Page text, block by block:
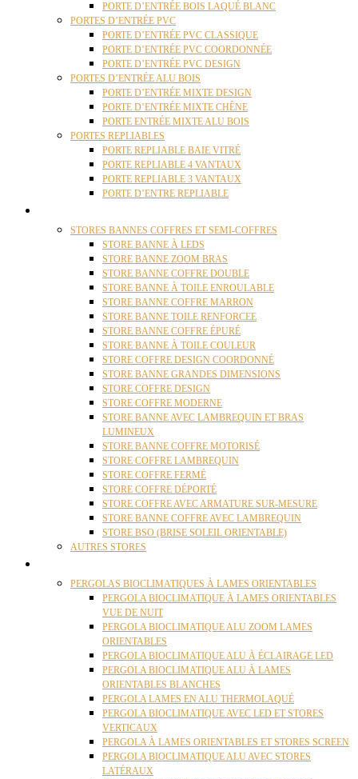
PORTE D’ENTRÉE BOIS LAQUÉ BLANC
PORTES D’ENTRÉE PVC
PORTE D’ENTRÉE PVC CLASSIQUE
PORTE D’ENTRÉE PVC COORDONNÉE
PORTE D’ENTRÉE PVC DESIGN
PORTES D’ENTRÉE ALU BOIS
PORTE D’ENTRÉE MIXTE DESIGN
PORTE D’ENTRÉE MIXTE CHÊNE
PORTE ENTRÉE MIXTE ALU BOIS
PORTES REPLIABLES
PORTE REPLIABLE BAIE VITRÉ
PORTE REPLIABLE 4 VANTAUX
PORTE REPLIABLE 3 VANTAUX
PORTE D’ENTRE REPLIABLE
STORES BANNES COFFRES ET SEMI-COFFRES
STORE BANNE À LEDS
STORE BANNE ZOOM BRAS
STORE BANNE COFFRE DOUBLE
STORE BANNE À TOILE ENROULABLE
STORE BANNE COFFRE MARRON
STORE BANNE TOILE RENFORCEE
STORE BANNE COFFRE ÉPURÉ
STORE BANNE À TOILE COULEUR
STORE COFFRE DESIGN COORDONNÉ
STORE BANNE GRANDES DIMENSIONS
STORE COFFRE DESIGN
STORE COFFRE MODERNE
STORE BANNE AVEC LAMBREQUIN ET BRAS
LUMINEUX
STORE BANNE COFFRE MOTORISÉ
STORE COFFRE LAMBREQUIN
STORE COFFRE FERMÉ
STORE COFFRE DÉPORTÉ
STORE COFFRE AVEC ARMATURE SUR-MESURE
STORE BANNE COFFRE AVEC LAMBREQUIN
STORE BSO (BRISE SOLEIL ORIENTABLE)
AUTRES STORES
PERGOLAS BIOCLIMATIQUES À LAMES ORIENTABLES
PERGOLA BIOCLIMATIQUE À LAMES ORIENTABLES
VUE DE NUIT
PERGOLA BIOCLIMATIQUE ALU ZOOM LAMES
ORIENTABLES
PERGOLA BIOCLIMATIQUE ALU À ÉCLAIRAGE LED
PERGOLA BIOCLIMATIQUE ALU À LAMES
ORIENTABLES BLANCHES
PERGOLA LAMES EN ALU THERMOLAQUÉ
PERGOLA BIOCLIMATIQUE AVEC LED ET STORES
VERTICAUX
PERGOLA À LAMES ORIENTABLES ET STORES SCREEN
PERGOLA BIOCLIMATIQUE ALU AVEC STORES
LATÉRAUX